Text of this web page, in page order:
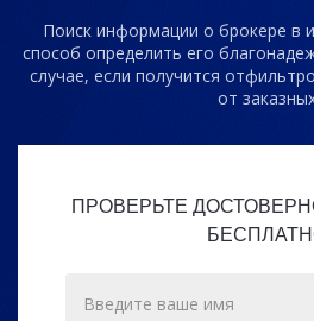
Поиск информации о брокере в
способ определить его
случае, если получится
от
ПРОВЕРЬТЕ